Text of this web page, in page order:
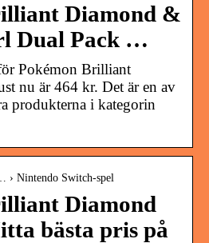
Diamond &
Dual Pack …
Pokémon Brilliant
nu är 464 kr. Det är en av
produkterna i kategorin
› Nintendo Switch-spel
Diamond
bästa pris på